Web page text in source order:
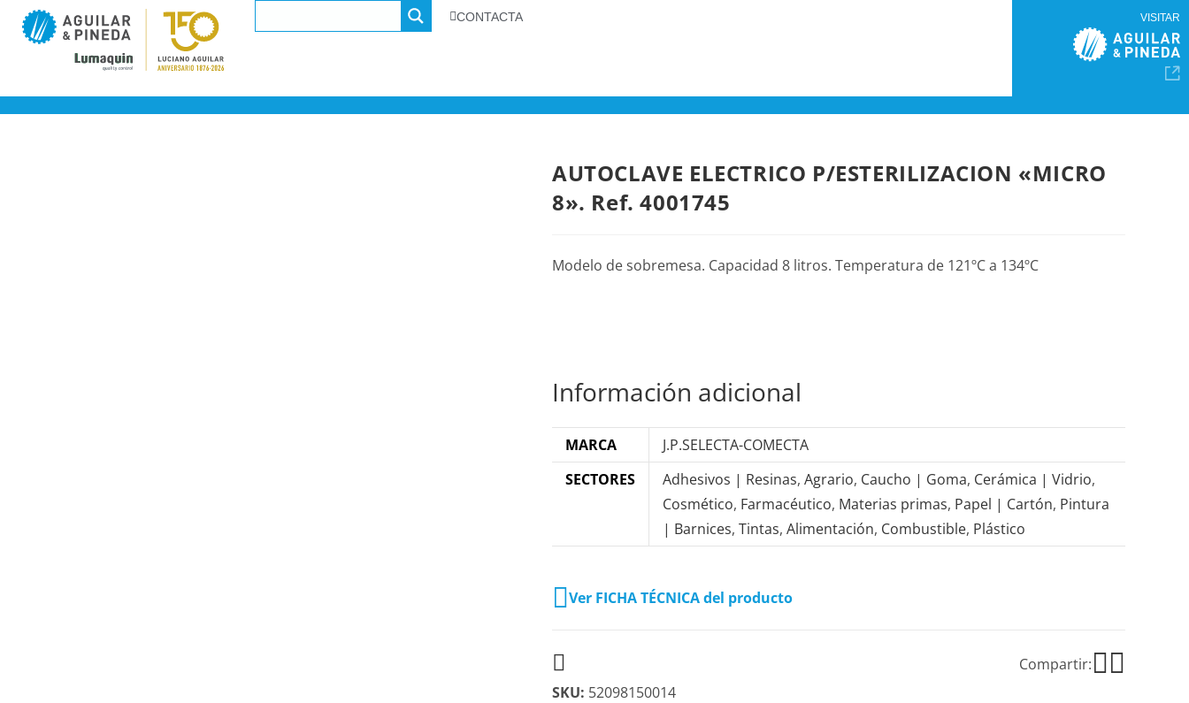
CONTACTA VISITAR
AUTOCLAVE ELECTRICO P/ESTERILIZACION «MICRO
8». Ref. 4001745
Modelo de sobremesa. Capacidad 8 litros. Temperatura de 121ºC a 134ºC
Información adicional
MARCA
J.P.SELECTA-COMECTA
SECTORES
Adhesivos | Resinas, Agrario, Caucho | Goma, Cerámica | Vidrio,
Cosmético, Farmacéutico, Materias primas, Papel | Cartón, Pintura
| Barnices, Tintas, Alimentación, Combustible, Plástico
Ver FICHA TÉCNICA del producto
Compartir:
SKU: 52098150014